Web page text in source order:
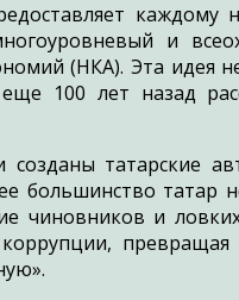
каждому
и
(НКА). Эта идея
100 лет назад
татарские
большинство татар
чиновников и